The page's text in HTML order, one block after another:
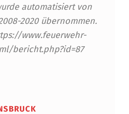
automatisiert von
2020 übernommen.
www.feuerwehr-
bericht.php?id=87